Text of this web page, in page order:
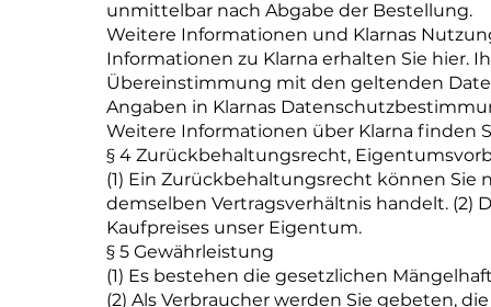
unmittelbar nach Abgabe der Bestellung.
Weitere Informationen und Klarnas
Informationen zu Klarna erhalten Sie hier.
Übereinstimmung mit den geltenden
Angaben in Klarnas
Weitere Informationen über Klarna finden
§ 4 Zurückbehaltungsrecht,
(1) Ein Zurückbehaltungsrecht können Sie
demselben Vertragsverhältnis handelt. (2)
Kaufpreises unser Eigentum.
§ 5 Gewährleistung
(1) Es bestehen die gesetzlichen
(2) Als Verbraucher werden Sie gebeten,